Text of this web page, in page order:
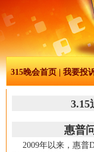
315晚会首页|我要投
3.15
惠普
2009年以来，惠普